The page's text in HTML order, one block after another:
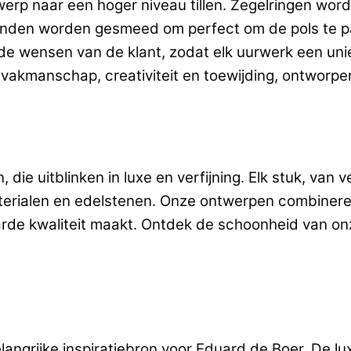
naar een hoger niveau tillen. Zegelringen
worden gesmeed om perfect om de pols te
wensen van de klant, zodat elk uurwerk een
creativiteit en toewijding,
die uitblinken in luxe en verfijning. Elk stuk, van
en edelstenen. Onze ontwerpen
kwaliteit maakt. Ontdek de schoonheid van